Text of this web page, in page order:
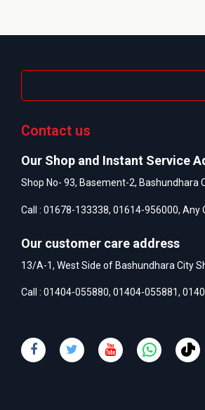
Contact us
Our Shop and Instant Service
Shop No- 93, Basement-2, Bashundhara
Call : 01678-133338, 01614-956000, Any
Our customer care address
13/A-1, West Side of Bashundhara City
Call : 01404-055880, 01404-055881,